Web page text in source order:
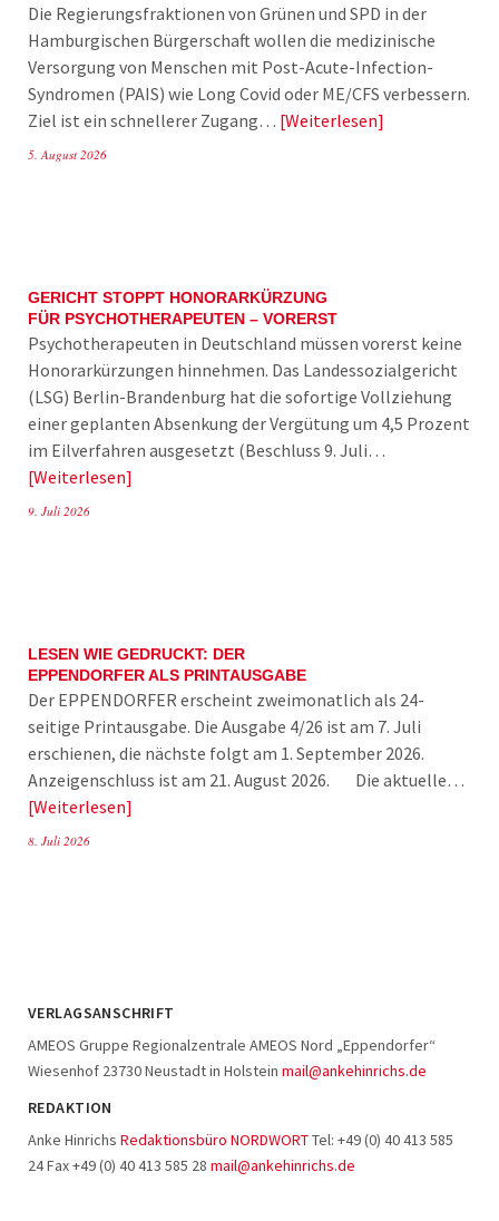
Die Regierungsfraktionen von Grünen und SPD in der
Hamburgischen Bürgerschaft wollen die medizinische
Versorgung von Menschen mit Post-Acute-Infection-
Syndromen (PAIS) wie Long Covid oder ME/CFS verbessern.
Ziel ist ein schnellerer Zugang… Weiterlesen
5. August 2026
GERICHT STOPPT HONORARKÜRZUNG
FÜR PSYCHOTHERAPEUTEN – VORERST
Psychotherapeuten in Deutschland müssen vorerst keine
Honorarkürzungen hinnehmen. Das Landessozialgericht
(LSG) Berlin-Brandenburg hat die sofortige Vollziehung
einer geplanten Absenkung der Vergütung um 4,5 Prozent
im Eilverfahren ausgesetzt (Beschluss 9. Juli…
Weiterlesen
9. Juli 2026
LESEN WIE GEDRUCKT: DER
EPPENDORFER ALS PRINTAUSGABE
Der EPPENDORFER erscheint zweimonatlich als 24-
seitige Printausgabe. Die Ausgabe 4/26 ist am 7. Juli
erschienen, die nächste folgt am 1. September 2026.
Anzeigenschluss ist am 21. August 2026. Die aktuelle…
Weiterlesen
8. Juli 2026
VERLAGSANSCHRIFT
AMEOS Gruppe Regionalzentrale AMEOS Nord „Eppendorfer“
Wiesenhof 23730 Neustadt in Holstein mail@ankehinrichs.de
REDAKTION
Anke Hinrichs Redaktionsbüro NORDWORTTel: +49 (0) 40 413 585
24 Fax +49 (0) 40 413 585 28 mail@ankehinrichs.de